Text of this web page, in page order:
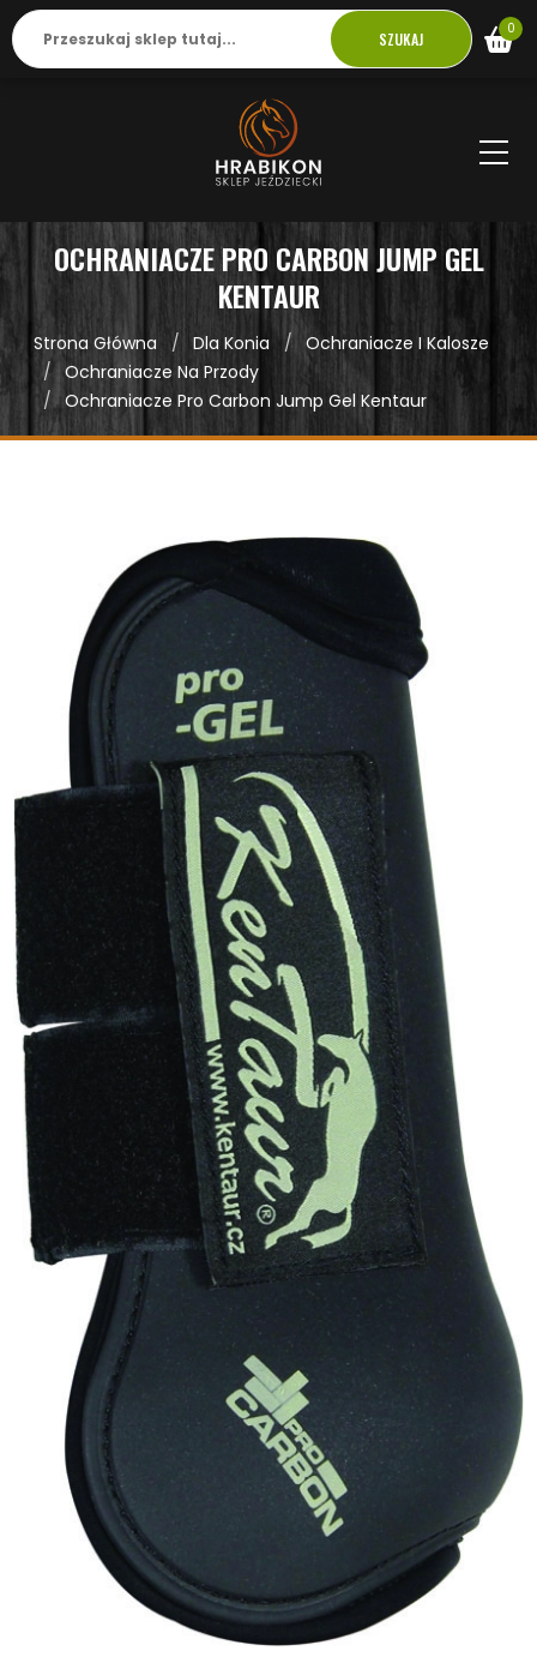
SZUKAJ 0
OCHRANIACZE PRO CARBON JUMP GEL
KENTAUR
Strona Główna Dla Konia
Ochraniacze I Kalosze
Ochraniacze Na Przody
Ochraniacze Pro Carbon Jump Gel Kentaur